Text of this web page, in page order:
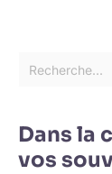
Dans la
vos